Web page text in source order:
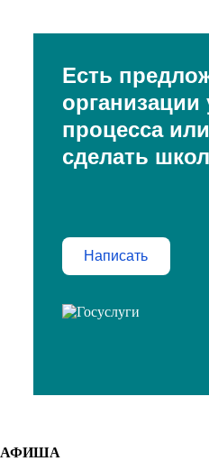
Есть
организации
процесса
сделать
Написать
АФИША